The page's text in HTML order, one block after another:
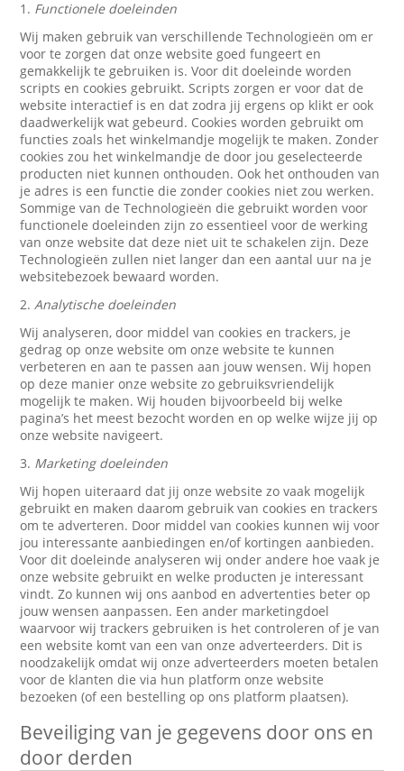
1. Functionele doeleinden
Wij maken gebruik van verschillende Technologieën om er
voor te zorgen dat onze website goed fungeert en
gemakkelijk te gebruiken is. Voor dit doeleinde worden
scripts en cookies gebruikt. Scripts zorgen er voor dat de
website interactief is en dat zodra jij ergens op klikt er ook
daadwerkelijk wat gebeurd. Cookies worden gebruikt om
functies zoals het winkelmandje mogelijk te maken. Zonder
cookies zou het winkelmandje de door jou geselecteerde
producten niet kunnen onthouden. Ook het onthouden van
je adres is een functie die zonder cookies niet zou werken.
Sommige van de Technologieën die gebruikt worden voor
functionele doeleinden zijn zo essentieel voor de werking
van onze website dat deze niet uit te schakelen zijn. Deze
Technologieën zullen niet langer dan een aantal uur na je
websitebezoek bewaard worden.
2.Analytische doeleinden
Wij analyseren, door middel van cookies en trackers, je
gedrag op onze website om onze website te kunnen
verbeteren en aan te passen aan jouw wensen. Wij hopen
op deze manier onze website zo gebruiksvriendelijk
mogelijk te maken. Wij houden bijvoorbeeld bij welke
pagina’s het meest bezocht worden en op welke wijze jij op
onze website navigeert.
3. Marketing doeleinden
Wij hopen uiteraard dat jij onze website zo vaak mogelijk
gebruikt en maken daarom gebruik van cookies en trackers
om te adverteren. Door middel van cookies kunnen wij voor
jou interessante aanbiedingen en/of kortingen aanbieden.
Voor dit doeleinde analyseren wij onder andere hoe vaak je
onze website gebruikt en welke producten je interessant
vindt. Zo kunnen wij ons aanbod en advertenties beter op
jouw wensen aanpassen. Een ander marketingdoel
waarvoor wij trackers gebruiken is het controleren of je van
een website komt van een van onze adverteerders. Dit is
noodzakelijk omdat wij onze adverteerders moeten betalen
voor de klanten die via hun platform onze website
bezoeken (of een bestelling op ons platform plaatsen).
Beveiliging van je gegevens door ons en
door derden